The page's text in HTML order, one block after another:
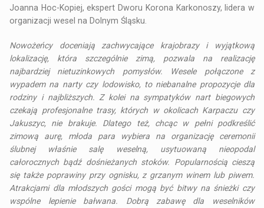
Joanna Hoc-Kopiej, ekspert Dworu Korona Karkonoszy, lidera w
organizacji wesel na Dolnym Śląsku.
Nowożeńcy doceniają zachwycające krajobrazy i wyjątkową
lokalizację, która szczególnie zimą, pozwala na realizację
najbardziej nietuzinkowych pomysłów. Wesele połączone z
wypadem na narty czy lodowisko, to niebanalne propozycje dla
rodziny i najbliższych. Z kolei na sympatyków nart biegowych
czekają profesjonalne trasy, których w okolicach Karpaczu czy
Jakuszyc, nie brakuje. Dlatego też, chcąc w pełni podkreślić
zimową aurę, młoda para wybiera na organizację ceremonii
ślubnej właśnie salę weselną, usytuowaną nieopodal
całorocznych bądź dośnieżanych stoków. Popularnością cieszą
się także poprawiny przy ognisku, z grzanym winem lub piwem.
Atrakcjami dla młodszych gości mogą być bitwy na śnieżki czy
wspólne lepienie bałwana. Dobrą zabawę dla weselników